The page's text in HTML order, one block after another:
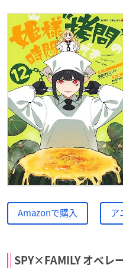
Amazonで購入 ア
SPY×FAMILY オペレ